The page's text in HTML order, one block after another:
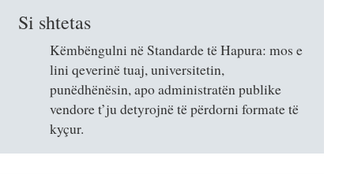
Si shtetas
Këmbëngulni në Standarde të Hapura: mos e
lini qeverinë tuaj, universitetin,
punëdhënësin, apo administratën publike
vendore t’ju detyrojnë të përdorni formate të
kyçur.